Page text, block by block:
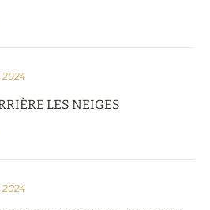
LES NEIGES